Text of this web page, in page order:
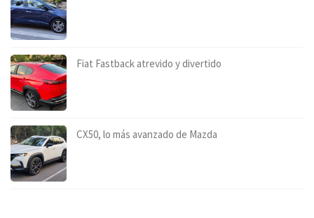
Fiat Fastback atrevido y divertido
CX50, lo más avanzado de Mazda